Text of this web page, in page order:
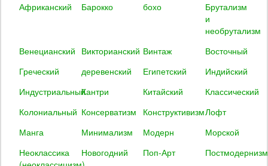
Африканский
Барокко бохо
Брутализм
и
необрутализм
Венецианский Викторианский Винтаж
Восточный
Греческий
деревенский Египетский
Индийский
ИндустриальныйКантри Китайский
Классический
Колониальный Консерватизм КонструктивизмЛофт
Манга
Минимализм Модерн
Морской
Неоклассика
Новогодний Поп-Арт Постмодернизм